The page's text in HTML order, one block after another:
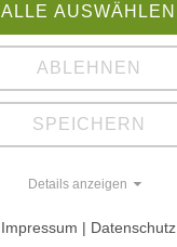
ALLE AUSWÄHLEN
ABLEHNEN
SPEICHERN
Details anzeigen
Impressum | Datenschutz